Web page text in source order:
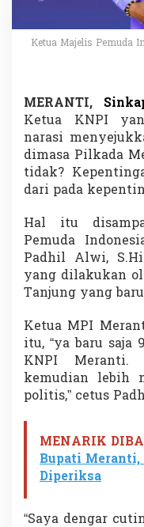
Ketua Majelis Pemuda
MERANTI,
Ketua KNPI
narasi
dimasa Pilkada
tidak?
dari pada
Hal itu
Pemuda
Padhil Alwi,
yang dilakukan
Tanjung yang
Ketua MPI
itu, “ya baru
KNPI Meranti.
kemudian lebih
politis,” cetus
MENARIK
Bupati Meranti,
Diperiksa
“Saya dengar